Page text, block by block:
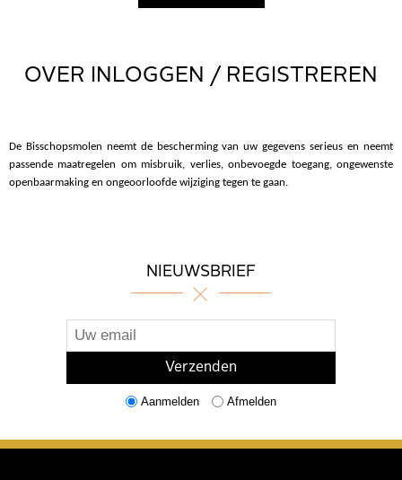
OVER INLOGGEN / REGISTREREN
De Bisschopsmolen neemt de bescherming van uw gegevens serieus en neemt
passende maatregelen om misbruik, verlies, onbevoegde toegang, ongewenste
openbaarmaking en ongeoorloofde wijziging tegen te gaan.
NIEUWSBRIEF
Aanmelden Afmelden